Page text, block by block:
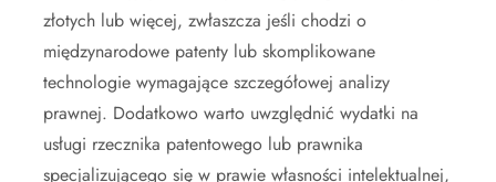
złotych lub więcej, zwłaszcza jeśli chodzi o
międzynarodowe patenty lub skomplikowane
technologie wymagające szczegółowej analizy
prawnej. Dodatkowo warto uwzględnić wydatki na
usługi rzecznika patentowego lub prawnika
specjalizującego się w prawie własności intelektualnej,